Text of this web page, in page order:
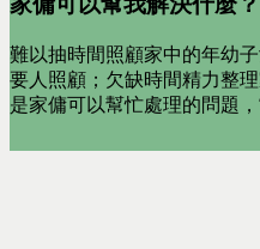
難以抽時間照顧家中的年幼
要人照顧；欠缺時間精力整
是家傭可以幫忙處理的問題，